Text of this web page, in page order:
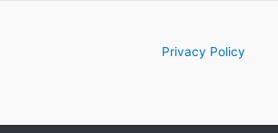
Privacy Policy